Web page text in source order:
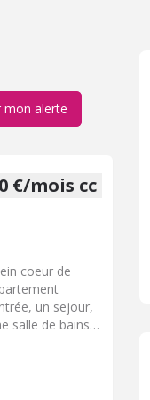
mon alerte
€/mois cc
coeur de
un sejour,
salle de bains,
: E -